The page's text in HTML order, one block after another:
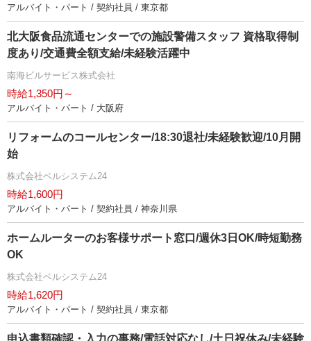
アルバイト・パート / 契約社員 / 東京都
北大阪食品流通センターでの施設警備スタッフ 資格取得制
度あり/交通費全額支給/未経験活躍中
南海ビルサービス株式会社
時給1,350円～
アルバイト・パート / 大阪府
リフォームのコールセンター/18:30退社/未経験歓迎/10月開
始
株式会社ベルシステム24
時給1,600円
アルバイト・パート / 契約社員 / 神奈川県
ホームルーターのお客様サポート窓口/週休3日OK/時短勤務
OK
株式会社ベルシステム24
時給1,620円
アルバイト・パート / 契約社員 / 東京都